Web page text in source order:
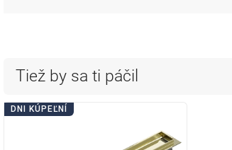
Tiež by sa ti páčil
DNI KÚPEĽNÍ